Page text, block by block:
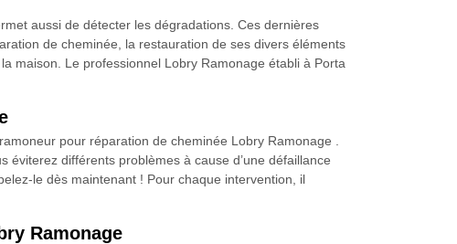
aussi de détecter les dégradations. Ces dernières
de cheminée, la restauration de ses divers éléments
maison. Le professionnel Lobry Ramonage établi à Porta
pour réparation de cheminée Lobry Ramonage .
différents problèmes à cause d’une défaillance
le dès maintenant ! Pour chaque intervention, il
Ramonage